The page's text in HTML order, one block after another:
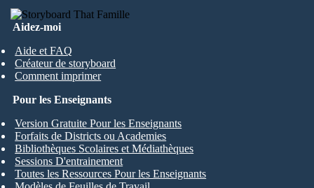
Aidez-moi
Aide et FAQ
Créateur de storyboard
Comment imprimer
Pour les Enseignants
Version Gratuite Pour les Enseignants
Forfaits de Districts ou Academies
Bibliothèques Scolaires et Médiathèques
Sessions D'entrainement
Toutes les Ressources Pour les Enseignants